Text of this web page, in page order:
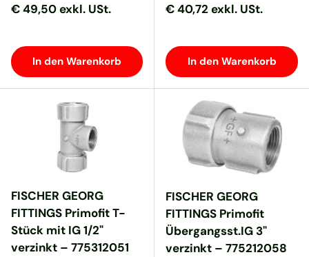
€ 49,50 exkl. USt.
In den Warenkorb
€ 40,72 exkl. USt.
In den Warenkorb
FISCHER GEORG
FITTINGS Primofit T-
Stück mit IG 1/2"
verzinkt – 775312051
FISCHER GEORG
FITTINGS Primofit
Übergangsst.IG 3"
verzinkt – 775212058